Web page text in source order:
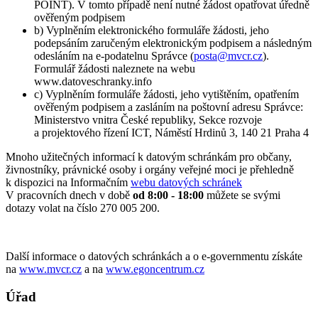
POINT). V tomto případě není nutné žádost opatřovat úředně
ověřeným podpisem
b) Vyplněním elektronického formuláře žádosti, jeho
podepsáním zaručeným elektronickým podpisem a následným
odesláním na e-podatelnu Správce (posta@mvcr.cz).
Formulář žádosti naleznete na webu
www.datoveschranky.info
c) Vyplněním formuláře žádosti, jeho vytištěním, opatřením
ověřeným podpisem a zasláním na poštovní adresu Správce:
Ministerstvo vnitra České republiky, Sekce rozvoje
a projektového řízení ICT, Náměstí Hrdinů 3, 140 21 Praha 4
Mnoho užitečných informací k datovým schránkám pro občany,
živnostníky, právnické osoby i orgány veřejné moci je přehledně
k dispozici na Informačním webu datových schránek
V pracovních dnech v době od 8:00 - 18:00 můžete se svými
dotazy volat na číslo 270 005 200.
Další informace o datových schránkách a o e-governmentu získáte
na www.mvcr.cz a na www.egoncentrum.cz
Úřad